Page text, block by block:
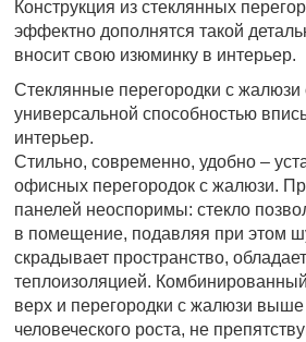
Конструкция из стеклянных
эффектно дополнятся такой
вносит свою изюминку в интерьер.
Стеклянные перегородки с жалюзи
универсальной способностью
интерьер.
Стильно, современно, удобно –
офисных перегородок с жалюзи.
панелей неоспоримы: стекло
в помещение, подавляя при этом
скрадывает пространство,
теплоизоляцией.
верх и перегородки с жалюзи выше
человеческого роста, не